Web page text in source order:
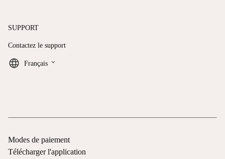
SUPPORT
Contactez le support
Français keyboard_arrow_down
Modes de paiement
Télécharger l'application